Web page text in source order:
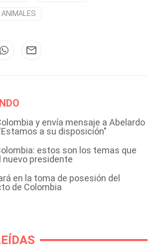
y envía mensaje a Abelardo
a su disposición"
estos son los temas que
nuevo presidente
en la toma de posesión del
de Colombia